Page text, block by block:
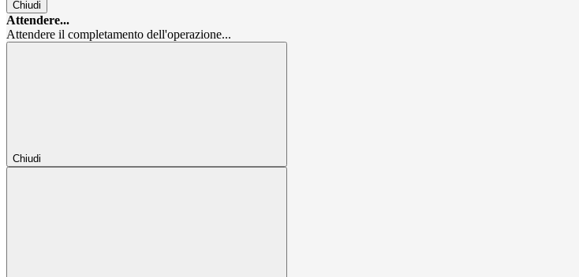
Chiudi
Attendere...
Attendere il completamento dell'operazione...
Chiudi